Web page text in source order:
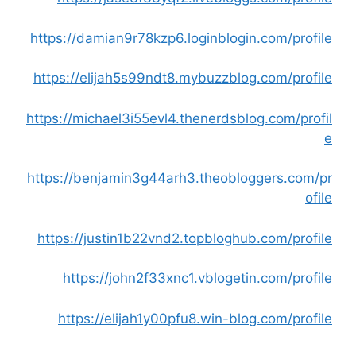
https://damian9r78kzp6.loginblogin.com/profile
https://elijah5s99ndt8.mybuzzblog.com/profile
https://michael3i55evl4.thenerdsblog.com/profil
e
https://benjamin3g44arh3.theobloggers.com/pr
ofile
https://justin1b22vnd2.topbloghub.com/profile
https://john2f33xnc1.vblogetin.com/profile
https://elijah1y00pfu8.win-blog.com/profile